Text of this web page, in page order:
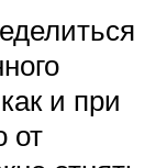
и при
от